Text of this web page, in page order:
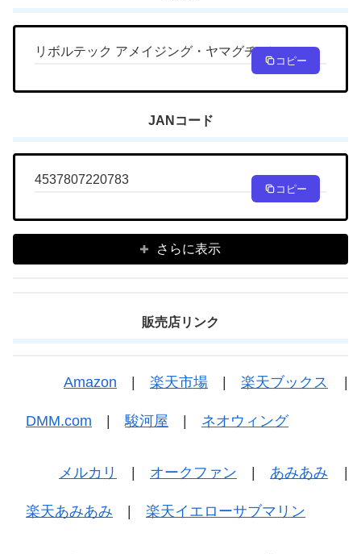
リボルテック アメイジング・ヤマグチ ジェノス
コピー
JANコード
4537807220783
コピー
さらに表示
販売店リンク
Amazon 楽天市場 楽天ブックス
DMM.com |駿河屋 ネオウィング
メルカリ オークファン あみあみ
楽天あみあみ 楽天イエローサブマリン